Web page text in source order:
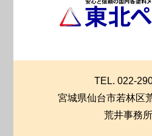
TEL. 022-
宮城県仙台市若林区
荒井事務